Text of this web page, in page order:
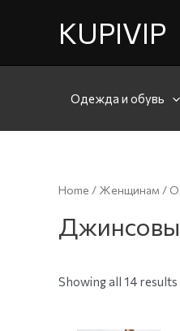
KUPIVIP
Одежда и обувь
Home / Женщинам /
Showing all 14 results